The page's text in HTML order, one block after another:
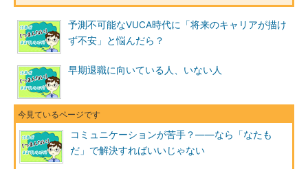
もちろん、初めての人と仕事に関わるやりとりをするのなら、
適切な文面があるでしょう。絵文字などは控えるべきかもしれま
せん。
けれども、ある程度の関係がある人となら、「ありがとうござ
います！」のような感嘆符はビジネスメールでもそれほど違和感
がありません。会社的に許されるなら、連絡手段をメールから
SNSのメッセンジャーやチャットに移行するのも良い方法です。
オンラインでの会話は、多少フランクな方がスムーズな場合も
予測不可能なVUCA時代に「将来のキャリアが描け
ず不安」と悩んだら？
早期退職に向いている人、いない人
コミュニケーションが苦手？――なら「なたも
だ」で解決すればいいじゃない